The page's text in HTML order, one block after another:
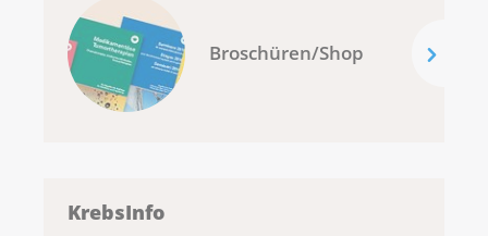
Broschüren/Shop
KrebsInfo